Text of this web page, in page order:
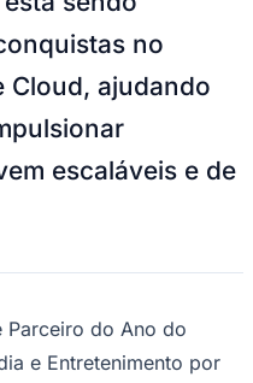
de Parceiro
em 2026